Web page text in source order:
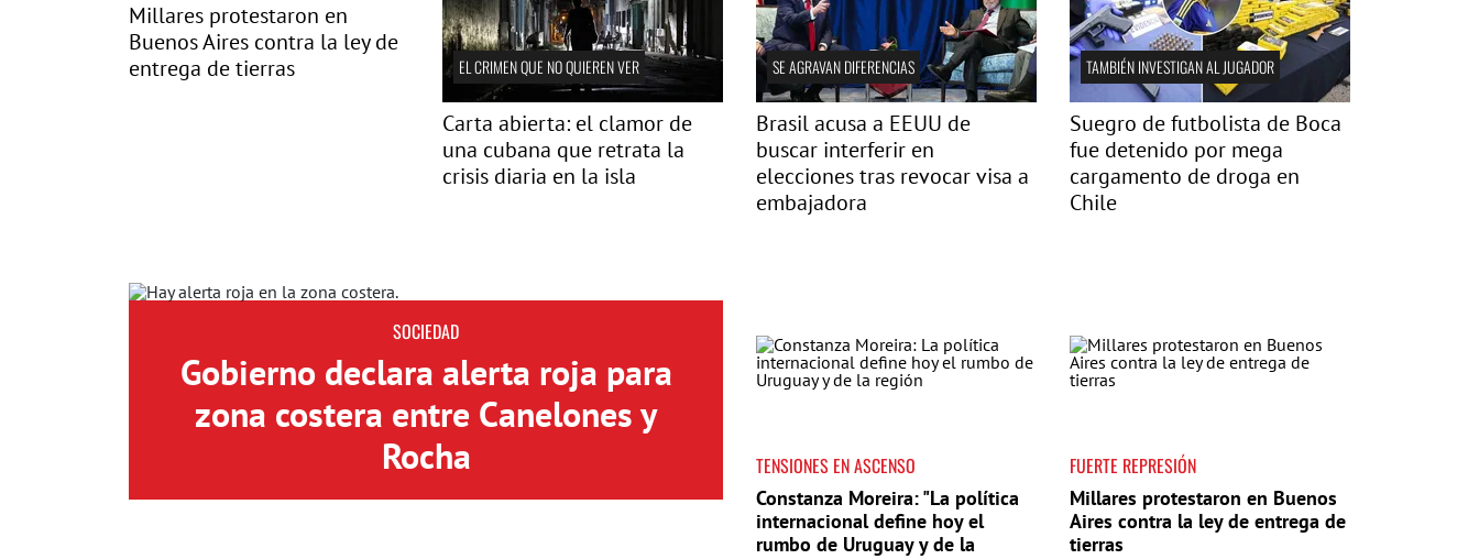
Millares protestaron en
Buenos Aires contra la ley de
entrega de tierras
EL CRIMEN QUE NO QUIEREN VER
Carta abierta: el clamor de
una cubana que retrata la
crisis diaria en la isla
SE AGRAVAN DIFERENCIAS
Brasil acusa a EEUU de
buscar interferir en
elecciones tras revocar visa a
embajadora
TAMBIÉN INVESTIGAN AL JUGADOR
Suegro de futbolista de Boca
fue detenido por mega
cargamento de droga en
Chile
SOCIEDAD
Gobierno declara alerta roja para
zona costera entre Canelones y
Rocha
TENSIONES EN ASCENSO
Constanza Moreira: "La política
internacional define hoy el
rumbo de Uruguay y de la
FUERTE REPRESIÓN
Millares protestaron en Buenos
Aires contra la ley de entrega de
tierras